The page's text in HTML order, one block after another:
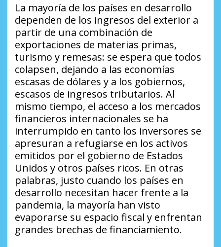
La mayoría de los países en desarrollo
dependen de los ingresos del exterior a
partir de una combinación de
exportaciones de materias primas,
turismo y remesas: se espera que todos
colapsen, dejando a las economías
escasas de dólares y a los gobiernos,
escasos de ingresos tributarios. Al
mismo tiempo, el acceso a los mercados
financieros internacionales se ha
interrumpido en tanto los inversores se
apresuran a refugiarse en los activos
emitidos por el gobierno de Estados
Unidos y otros países ricos. En otras
palabras, justo cuando los países en
desarrollo necesitan hacer frente a la
pandemia, la mayoría han visto
evaporarse su espacio fiscal y enfrentan
grandes brechas de financiamiento.